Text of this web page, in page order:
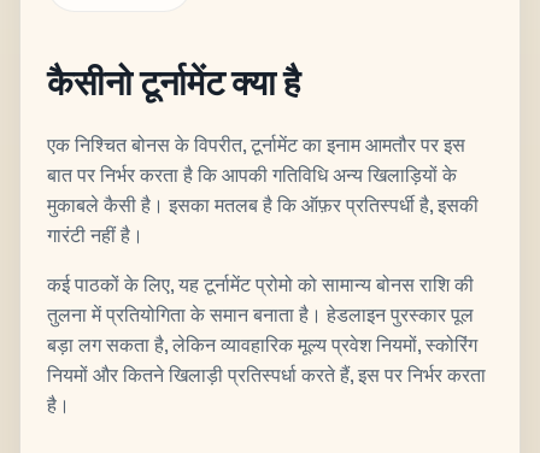
कैसीनो टूर्नामेंट क्या है
एक निश्चित बोनस के विपरीत, टूर्नामेंट का इनाम आमतौर पर इस
बात पर निर्भर करता है कि आपकी गतिविधि अन्य खिलाड़ियों के
मुकाबले कैसी है। इसका मतलब है कि ऑफ़र प्रतिस्पर्धी है, इसकी
गारंटी नहीं है।
कई पाठकों के लिए, यह टूर्नामेंट प्रोमो को सामान्य बोनस राशि की
तुलना में प्रतियोगिता के समान बनाता है। हेडलाइन पुरस्कार पूल
बड़ा लग सकता है, लेकिन व्यावहारिक मूल्य प्रवेश नियमों, स्कोरिंग
नियमों और कितने खिलाड़ी प्रतिस्पर्धा करते हैं, इस पर निर्भर करता
है।